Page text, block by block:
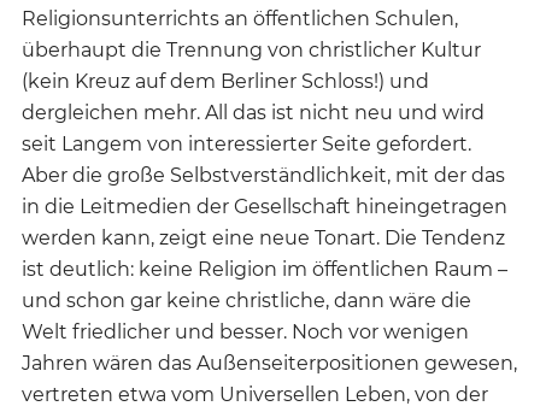
Religionsunterrichts an öffentlichen Schulen,
überhaupt die Trennung von christlicher Kultur
(kein Kreuz auf dem Berliner Schloss!) und
dergleichen mehr. All das ist nicht neu und wird
seit Langem von interessierter Seite gefordert.
Aber die große Selbstverständlichkeit, mit der das
in die Leitmedien der Gesellschaft hineingetragen
werden kann, zeigt eine neue Tonart. Die Tendenz
ist deutlich: keine Religion im öffentlichen Raum –
und schon gar keine christliche, dann wäre die
Welt friedlicher und besser. Noch vor wenigen
Jahren wären das Außenseiterpositionen gewesen,
vertreten etwa vom Universellen Leben, von der